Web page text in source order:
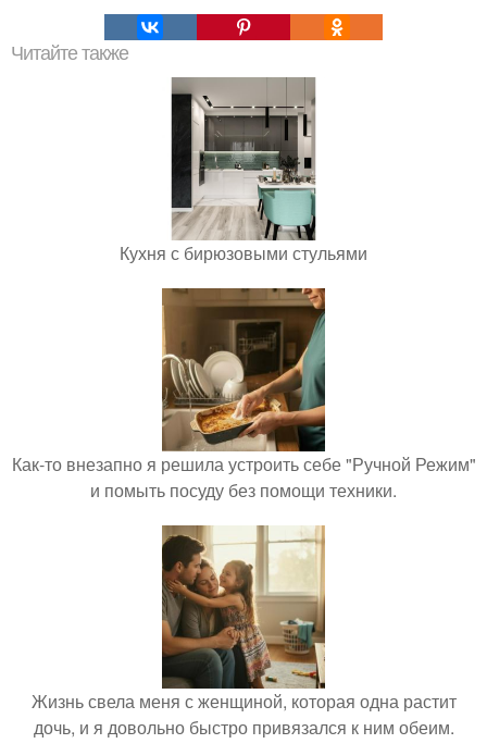
Читайте также
Кухня с бирюзовыми стульями
Как-то внезапно я решила устроить себе "Ручной Режим"
и помыть посуду без помощи техники.
Жизнь свела меня с женщиной, которая одна растит
дочь, и я довольно быстро привязался к ним обеим.